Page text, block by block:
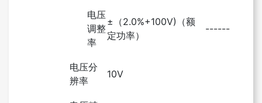
电压
调整
率
±（2.0%+100V)（额
定功率）
------
电压分
辨率
10V